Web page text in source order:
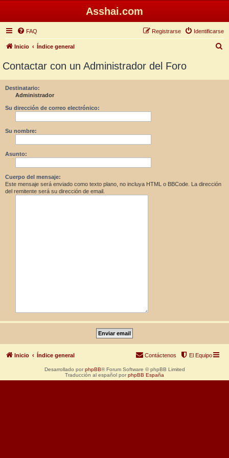
Asshai.com
FAQ Identificarse
Registrarse
Inicio Índice general
Contactar con un Administrador del Foro
Destinatario:
Administrador
Su dirección de correo electrónico:
Su nombre:
Asunto:
Cuerpo del mensaje:
Este mensaje será enviado como texto plano, no incluya HTML o BBCode. La dirección
del remitente será su dirección de email.
Inicio Índice general El Equipo
Contáctenos
Desarrollado por phpBB® Forum Software © phpBB Limited
Traducción al español por phpBB España